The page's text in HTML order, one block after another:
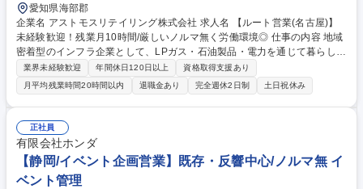
愛知県海部郡
企業名 アストモスリテイリング株式会社 求人名 【ルート営業(名古屋)】
未経験歓迎！残業月10時間/厳しいノルマ無く労働環境◎ 仕事の内容 地域
密着型のインフラ企業として、LPガス・石油製品・電力を通じて暮らしを
支えています。ルート営業職は既存顧客（個人・法人）への保安業務や機
器点検を中心に担当。数字に追われず顧客に併せてカタログを使った 最新
機器やリフォーム提案も可能です 【詳細】■賃貸物件の入退去時立ち会
い、ガス開閉栓作業■ガス機器点検、保安業務■ガスメーター取り外し■最
新機器や水回りのリフォーム提案 ※建物の改変を伴う業務は含まない
【入社後の研修・サポート体制】業務知識や顧客対応は未経験から丁寧に
教育する体制が整っております。■入社後：約1ヵ月間の導入研修（各部署
を経験）■配属後：最大半年間、専属メンターによるOJTを実施 募集職種
【ルート営業(名古屋)】未経験歓迎！残業月10時間/厳しいノルマ無く労働
業界未経験歓迎 年間休日120日以上
資格取得支援あり
月平均残業時間20時間以内
退職金あり 完全週休2日制 土日祝休み
正社員
有限会社ホンダ
【静岡/イベント企画営業】既存・反響中心/ノルマ無 イ
ベント管理